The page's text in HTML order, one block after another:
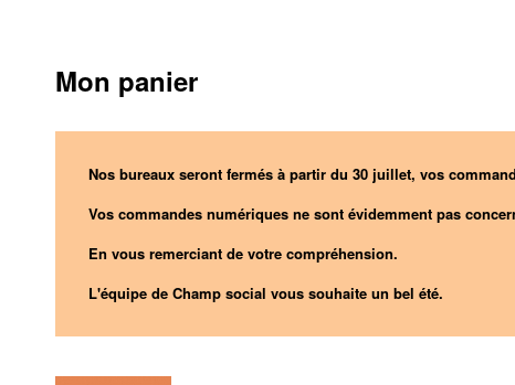
Mon panier
Nos bureaux seront fermés à partir du 30 juillet, vos
Vos commandes numériques ne sont évidemment pas
En vous remerciant de votre compréhension.
L'équipe de Champ social vous souhaite un bel été.